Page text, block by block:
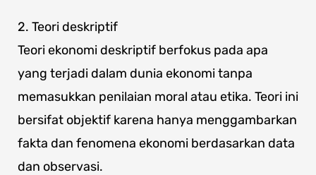
2. Teori deskriptif
Teori ekonomi deskriptif berfokus pada apa
yang terjadi dalam dunia ekonomi tanpa
memasukkan penilaian moral atau etika. Teori ini
bersifat objektif karena hanya menggambarkan
fakta dan fenomena ekonomi berdasarkan data
dan observasi.